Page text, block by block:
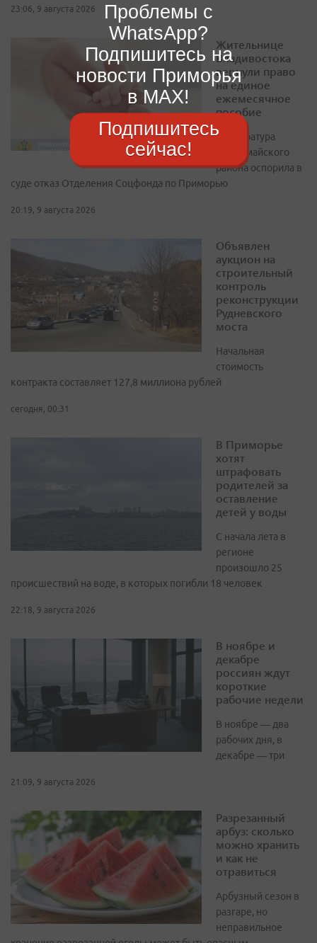
23:06, 9 августа 2026
Жительнице
Владивостока
вернули право
на единое
ежемесячное
пособие
Прокуратура
Первомайского
района оспорила в
суде отказ Отделения Соцфонда по Приморью
20:19, 9 августа 2026
Объявлен
аукцион на
строительный
контроль
реконструкции
Рудневского
моста
Начальная
стоимость
контракта составляет 127,8 миллиона рублей
сегодня, 00:31
В Приморье
хотят
штрафовать
родителей за
оставление
детей у воды
С начала лета в
регионе
произошло 25
происшествий на воде, в которых погибли 18 человек
22:18, 9 августа 2026
В ноябре и
декабре
россиян ждут
короткие
рабочие недели
В ноябре — два
рабочих дня, в
декабре — три
21:09, 9 августа 2026
Разрезанный
арбуз: сколько
можно хранить
и как не
отравиться
Арбузный сезон в
разгаре, но
неправильное
Проблемы с
WhatsApp?
Подпишитесь на
новости Приморья
в MAX!
Подпишитесь
сейчас!